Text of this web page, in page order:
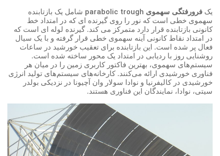
یک فرورفتگی سهموی parabolic trough شامل یک بازتابنده
سهموی خطی است که نور را روی گیرنده ای که در امتداد خط
کانونی بازتابنده قرار دارد متمرکز می کند. گیرنده لوله ای است که
در امتداد نقاط کانونی آینه سهموی خطی قرار گرفته و با یک سیال
فعال پر شده است. این بازتابنده برای تعقیب خورشید در ساعات
روشنایی روز با ردیابی در امتداد یک محور ساخته شده است.
سیستم‌های سهموی، بهترین فاکتور کاربری زمین را در میان هر
فناوری خورشیدی ارائه می‌کنند. کارخانه‌های سیستم‌های تولید انرژی
خورشیدی در کالیفرنیا و نوادا سولار وان آچیونا در نزدیکی بولدر
سیتی، نوادا، نمایندگان این فناوری هستند.